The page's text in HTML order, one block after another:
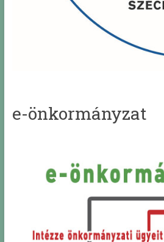
e-önkormányzat